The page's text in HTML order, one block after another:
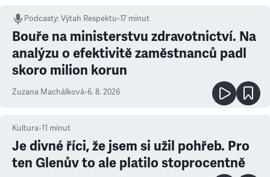
Podcasty:Výtah Respektu•17 minut
Bouře na ministerstvu zdravotnictví. Na
analýzu o efektivitě zaměstnanců padl
skoro milion korun
Zuzana Machálková•6. 8. 2026
Kultura•11 minut
Je divné říci, že jsem si užil pohřeb. Pro
ten Glenův to ale platilo stoprocentně